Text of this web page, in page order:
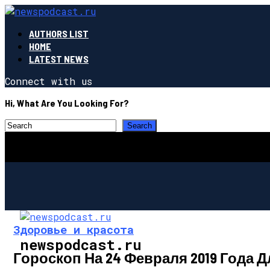
AUTHORS LIST
HOME
LATEST NEWS
Connect with us
Hi, What Are You Looking For?
newspodcast.ru
Здоровье и красота
Гороскоп На 24 Февраля 2019